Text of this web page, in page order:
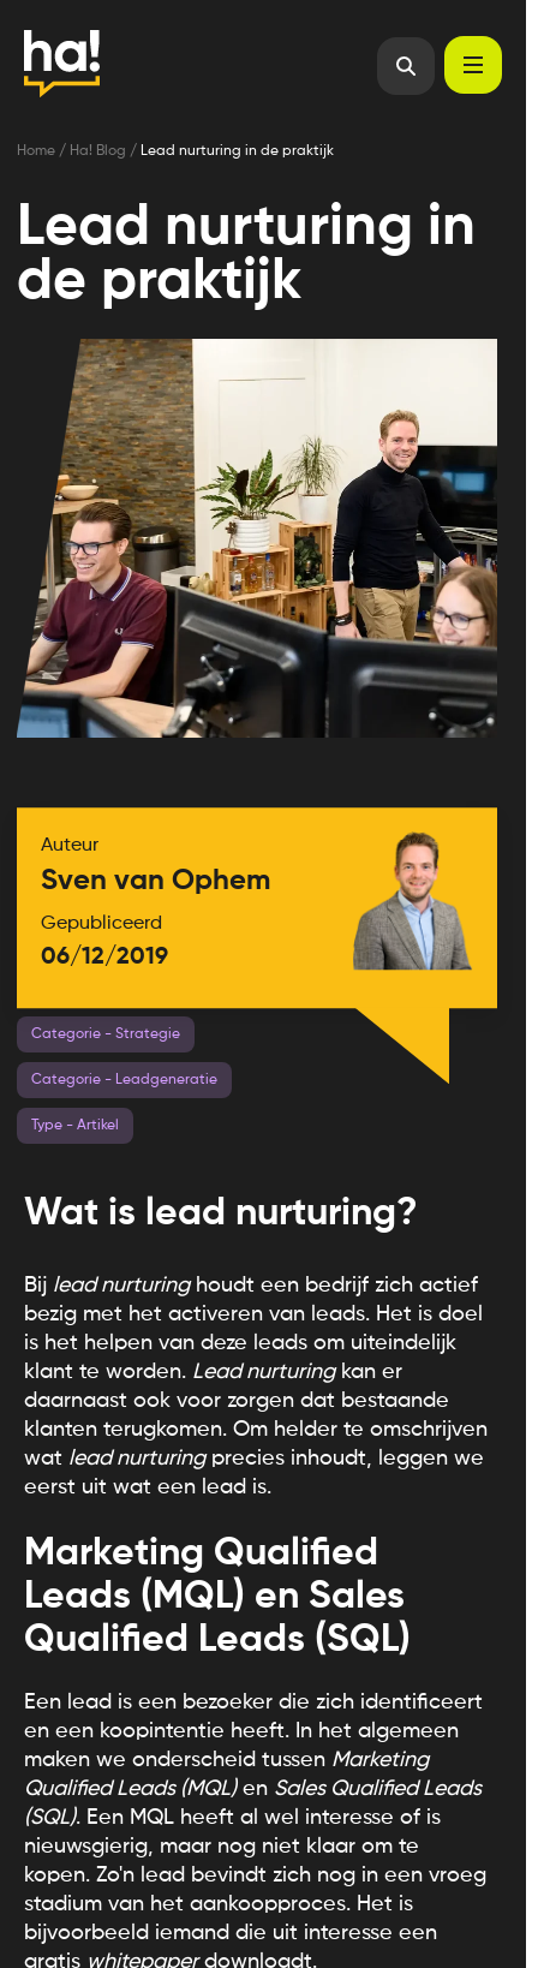
Home / Ha! Blog / Lead nurturing in de praktijk
Lead nurturing in
de praktijk
Auteur
Sven van Ophem
Gepubliceerd
06/12/2019
Categorie - Strategie
Categorie - Leadgeneratie
Type - Artikel
Wat is lead nurturing?
Bij lead nurturinghoudt een bedrijf zich actief
bezig met het activeren van leads. Het is doel
is het helpen van deze leads om uiteindelijk
klant te worden. Lead nurturingkan er
daarnaast ook voor zorgen dat bestaande
klanten terugkomen. Om helder te omschrijven
wat lead nurturingprecies inhoudt, leggen we
eerst uit wat een lead is.
Marketing Qualified
Leads (MQL) en Sales
Qualified Leads (SQL)
Een lead is een bezoeker die zich identificeert
en een koopintentie heeft. In het algemeen
maken we onderscheid tussen Marketing
Qualified Leads (MQL)en Sales Qualified Leads
(SQL). Een MQL heeft al wel interesse of is
nieuwsgierig, maar nog niet klaar om te
kopen. Zo'n lead bevindt zich nog in een vroeg
stadium van het aankoopproces. Het is
bijvoorbeeld iemand die uit interesse een
gratis whitepaperdownloadt.